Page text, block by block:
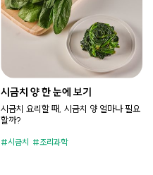
시금치 양 한 눈에 보기
시금치 요리할 때, 시금치 양 얼마나 필요
할까?
시금치 조리과학